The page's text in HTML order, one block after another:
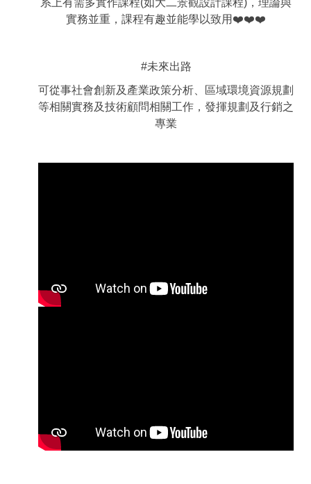
實務並重，課程有趣並能學以致用❤️❤️❤️
#未來出路
可從事社會創新及產業政策分析、區域環境資源規劃
等相關實務及技術顧問相關工作，發揮規劃及行銷之
專業